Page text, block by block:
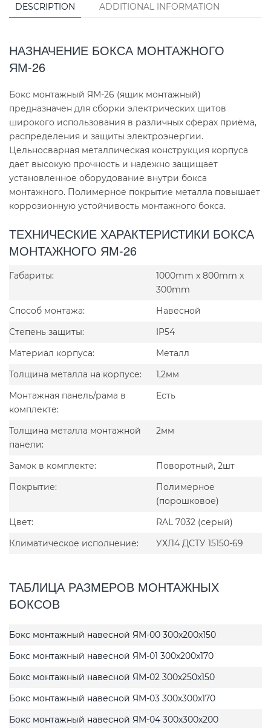
DESCRIPTION ADDITIONAL INFORMATION
НАЗНАЧЕНИЕ БОКСА МОНТАЖНОГО
ЯМ-26
Бокс монтажный ЯМ-26 (ящик монтажный)
предназначен для сборки электрических щитов
широкого использования в различных сферах приёма,
распределения и защиты электроэнергии.
Цельносварная металлическая конструкция корпуса
дает высокую прочность и надежно защищает
установленное оборудование внутри бокса
монтажного. Полимерное покрытие металла повышает
коррозионную устойчивость монтажного бокса.
ТЕХНИЧЕСКИЕ ХАРАКТЕРИСТИКИ БОКСА
МОНТАЖНОГО ЯМ-26
Габариты:
1000mm x 800mm x
300mm
Способ монтажа:
Навесной
Степень защиты:
IP54
Материал корпуса:
Металл
Толщина металла на корпусе:
1,2мм
Монтажная панель/рама в
комплекте:
Есть
Толщина металла монтажной
панели:
2мм
Замок в комплекте:
Поворотный, 2шт
Покрытие:
Полимерное
(порошковое)
Цвет:
RAL 7032 (серый)
Климатическое исполнение:
УХЛ4 ДСТУ 15150-69
ТАБЛИЦА РАЗМЕРОВ МОНТАЖНЫХ
БОКСОВ
Бокс монтажный навесной ЯМ-00 300x200x150
Бокс монтажный навесной ЯМ-01 300x200x170
Бокс монтажный навесной ЯМ-02 300x250x150
Бокс монтажный навесной ЯМ-03 300x300x170
Бокс монтажный навесной ЯМ-04 300x300x200